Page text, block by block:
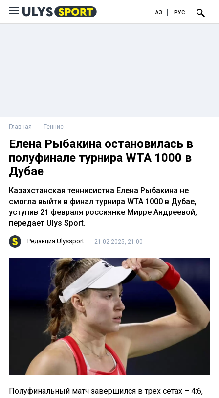
ҚАЗ РУС
Главная Теннис
Елена Рыбакина остановилась в
полуфинале турнира WTA 1000 в
Дубае
Казахстанская теннисистка Елена Рыбакина не
смогла выйти в финал турнира WTA 1000 в Дубае,
уступив 21 февраля россиянке Мирре Андреевой,
передает Ulys Sport.
Редакция Ulyssport 21.02.2025, 21:00
Полуфинальный матч завершился в трех сетах – 4:6,